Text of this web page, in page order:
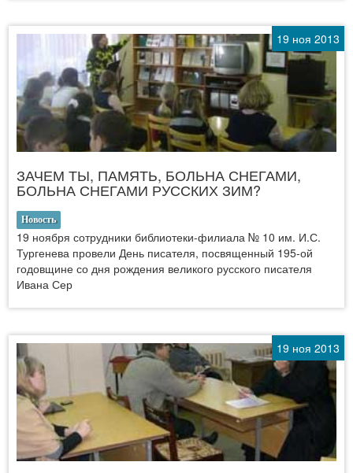
19 ноя 2013
ЗАЧЕМ ТЫ, ПАМЯТЬ, БОЛЬНА СНЕГАМИ,
БОЛЬНА СНЕГАМИ РУССКИХ ЗИМ?
Новость
19 ноября сотрудники библиотеки-филиала № 10 им. И.С.
Тургенева провели День писателя, посвященный 195-ой
годовщине со дня рождения великого русского писателя
Ивана Сер
19 ноя 2013